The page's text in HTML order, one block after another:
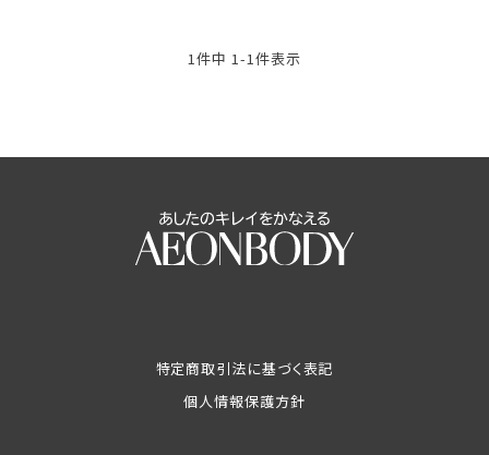
1件中 1-1件表示
特定商取引法に基づく表記
個人情報保護方針